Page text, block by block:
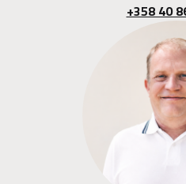
+358 40